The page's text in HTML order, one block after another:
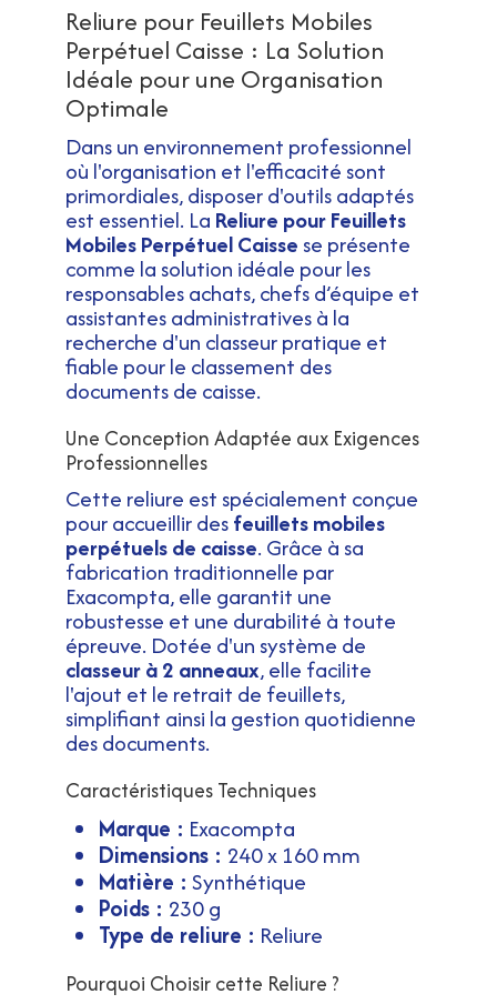
Reliure pour Feuillets Mobiles
Perpétuel Caisse : La Solution
Idéale pour une Organisation
Optimale
Dans un environnement professionnel
où l'organisation et l'efficacité sont
primordiales, disposer d'outils adaptés
est essentiel. La Reliure pour Feuillets
Mobiles Perpétuel Caisse se présente
comme la solution idéale pour les
responsables achats, chefs d’équipe et
assistantes administratives à la
recherche d'un classeur pratique et
fiable pour le classement des
documents de caisse.
Une Conception Adaptée aux Exigences
Professionnelles
Cette reliure est spécialement conçue
pour accueillir desfeuillets mobiles
perpétuels de caisse. Grâce à sa
fabrication traditionnelle par
Exacompta, elle garantit une
robustesse et une durabilité à toute
épreuve. Dotée d'un système de
classeur à 2 anneaux, elle facilite
l'ajout et le retrait de feuillets,
simplifiant ainsi la gestion quotidienne
des documents.
Caractéristiques Techniques
Marque : Exacompta
Dimensions : 240 x 160 mm
Matière : Synthétique
Poids : 230 g
Type de reliure : Reliure
Pourquoi Choisir cette Reliure ?